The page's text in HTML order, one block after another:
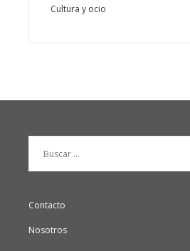
Cultura y ocio
Contacto
Nosotros